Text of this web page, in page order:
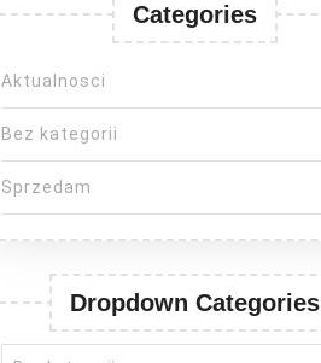
Categories
Aktualnosci
Bez kategorii
Sprzedam
Dropdown Categories